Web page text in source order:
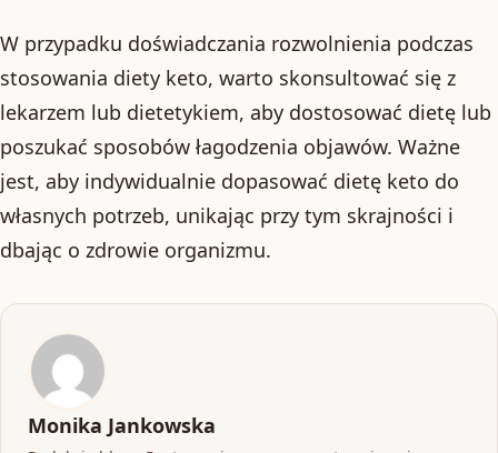
W przypadku doświadczania rozwolnienia podczas
stosowania diety keto, warto skonsultować się z
lekarzem lub dietetykiem, aby dostosować dietę lub
poszukać sposobów łagodzenia objawów. Ważne
jest, aby indywidualnie dopasować dietę keto do
własnych potrzeb, unikając przy tym skrajności i
dbając o zdrowie organizmu.
Monika Jankowska